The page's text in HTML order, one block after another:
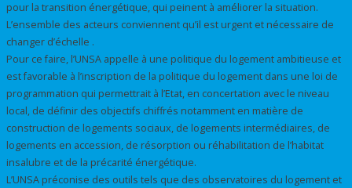
pour la transition énergétique, qui peinent à améliorer la situation.
L’ensemble des acteurs conviennent qu’il est urgent et nécessaire de
changer d’échelle .
Pour ce faire, l’UNSA appelle à une politique du logement ambitieuse et
est favorable à l’inscription de la politique du logement dans une loi de
programmation qui permettrait à l’Etat, en concertation avec le niveau
local, de définir des objectifs chiffrés notamment en matière de
construction de logements sociaux, de logements intermédiaires, de
logements en accession, de résorption ou réhabilitation de l’habitat
insalubre et de la précarité énergétique.
L’UNSA préconise des outils tels que des observatoires du logement et